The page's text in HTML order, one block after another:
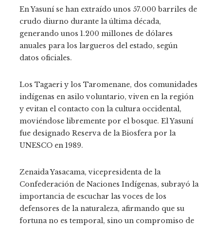
En Yasuní se han extraído unos 57.000 barriles de
crudo diurno durante la última década,
generando unos 1.200 millones de dólares
anuales para los largueros del estado, según
datos oficiales.
Los Tagaeri y los Taromenane, dos comunidades
indígenas en asilo voluntario, viven en la región
y evitan el contacto con la cultura occidental,
moviéndose libremente por el bosque. El Yasuní
fue designado Reserva de la Biosfera por la
UNESCO en 1989.
Zenaida Yasacama, vicepresidenta de la
Confederación de Naciones Indígenas, subrayó la
importancia de escuchar las voces de los
defensores de la naturaleza, afirmando que su
fortuna no es temporal, sino un compromiso de